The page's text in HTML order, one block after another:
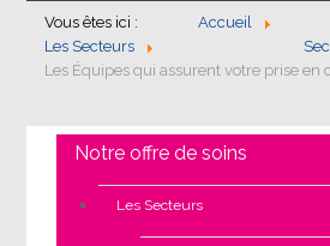
Vous êtes ici : Accueil
Les Secteurs
Les Équipes qui assurent votre prise en
Notre offre de soins
Les Secteurs